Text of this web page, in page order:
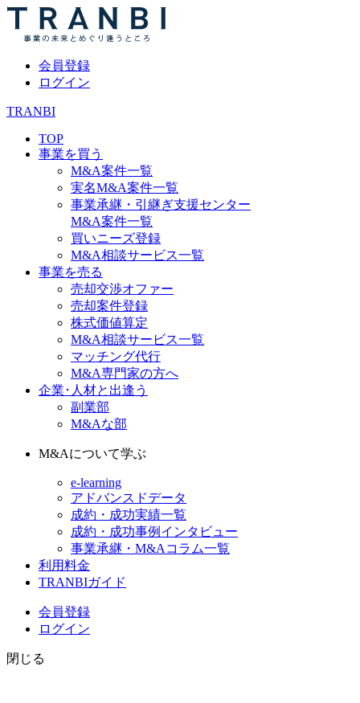
会員登録
ログイン
TRANBI
TOP
事業を買う
M&A案件一覧
実名M&A案件一覧
事業承継・引継ぎ支援センター
M&A案件一覧
買いニーズ登録
M&A相談サービス一覧
事業を売る
売却交渉オファー
売却案件登録
株式価値算定
M&A相談サービス一覧
マッチング代行
M&A専門家の方へ
企業･人材と出逢う
副業部
M&Aな部
M&Aについて学ぶ
e-learning
アドバンスドデータ
成約・成功実績一覧
成約・成功事例インタビュー
事業承継・M&Aコラム一覧
利用料金
TRANBIガイド
会員登録
ログイン
閉じる